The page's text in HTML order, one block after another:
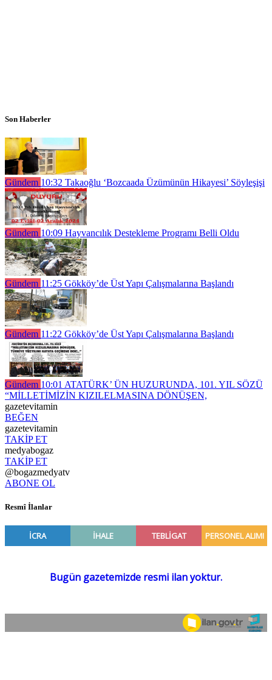
Son Haberler
Gündem 10:32 Takaoğlu ‘Bozcaada Üzümünün Hikayesi’ Söyleşişi
Gündem 10:09 Hayvancılık Destekleme Programı Belli Oldu
Gündem 11:25 Gökköy’de Üst Yapı Çalışmalarına Başlandı
Gündem 11:22 Gökköy’de Üst Yapı Çalışmalarına Başlandı
Gündem 10:01 ATATÜRK’ ÜN HUZURUNDA, 101. YIL SÖZÜ
“MİLLETİMİZİN KIZILELMASINA DÖNÜŞEN,
gazetevitamin
BEĞEN
gazetevitamin
TAKİP ET
medyabogaz
TAKİP ET
@bogazmedyatv
ABONE OL
Resmî İlanlar